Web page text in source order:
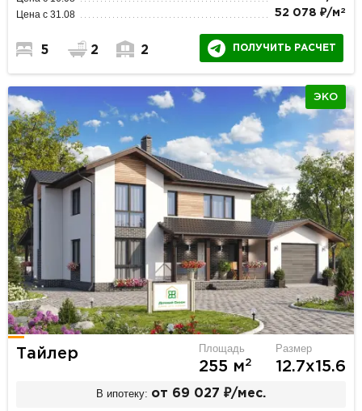
Цена с 31.08 52 078 ₽/м 2
5 2 2 ПОЛУЧИТЬ РАСЧЕТ
ЭКО
Тайлер Площадь
255 м2
Размер
12.7х15.6
В ипотеку: от 69 027 ₽/мес.